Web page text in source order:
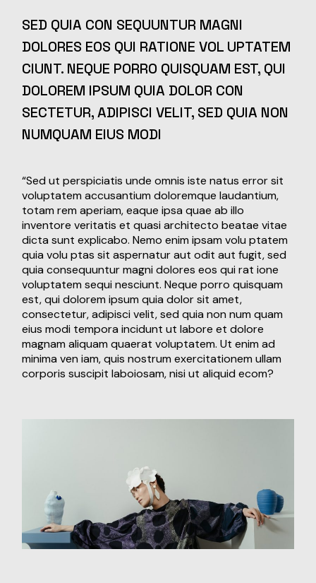
SED QUIA CON SEQUUNTUR MAGNI
DOLORES EOS QUI RATIONE VOL UPTATEM
CIUNT. NEQUE PORRO QUISQUAM EST, QUI
DOLOREM IPSUM QUIA DOLOR CON
SECTETUR, ADIPISCI VELIT, SED QUIA NON
NUMQUAM EIUS MODI
“Sed ut perspiciatis unde omnis iste natus error sit
voluptatem accusantium doloremque laudantium,
totam rem aperiam, eaque ipsa quae ab illo
inventore veritatis et quasi architecto beatae vitae
dicta sunt explicabo. Nemo enim ipsam volu ptatem
quia volu ptas sit aspernatur aut odit aut fugit, sed
quia consequuntur magni dolores eos qui rat ione
voluptatem sequi nesciunt. Neque porro quisquam
est, qui dolorem ipsum quia dolor sit amet,
consectetur, adipisci velit, sed quia non num quam
eius modi tempora incidunt ut labore et dolore
magnam aliquam quaerat voluptatem. Ut enim ad
minima ven iam, quis nostrum exercitationem ullam
corporis suscipit laboiosam, nisi ut aliquid ecom?